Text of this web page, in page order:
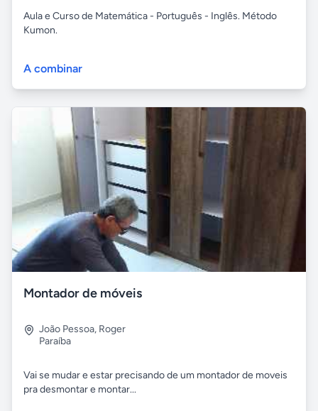
Aula e Curso de Matemática - Português - Inglês. Método
Kumon.
A combinar
Montador de móveis
João Pessoa, Roger
Paraíba
Vai se mudar e estar precisando de um montador de moveis
pra desmontar e montar...